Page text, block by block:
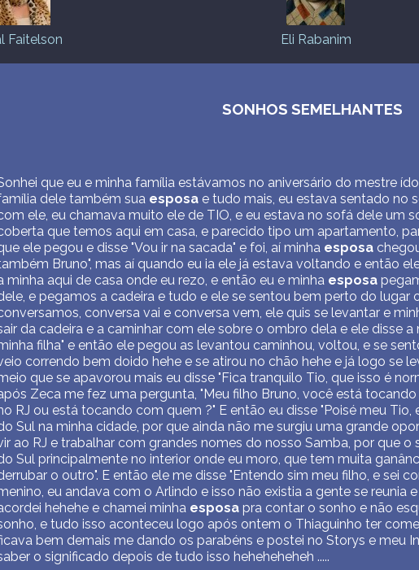
Faitelson Eli Rabanim
SONHOS SEMELHANTES
que eu e minha família estávamos no aniversário do mestre
dele também sua esposae tudo mais, eu estava sentado no
ele, eu chamava muito ele de TIO, e eu estava no sofá dele um
que temos aqui em casa, e parecido tipo um apartamento,
ele pegou e disse "Vou ir na sacada" e foi, aí minha esposa
Bruno", mas aí quando eu ia ele já estava voltando e então
minha aqui de casa onde eu rezo, e então eu e minha esposa
e pegamos a cadeira e tudo e ele se sentou bem perto do lugar
conversa vai e conversa vem, ele quis se levantar e
da cadeira e a caminhar com ele sobre o ombro dela e ele disse a
filha" e então ele pegou as levantou caminhou, voltou, e se
correndo bem doido hehe e se atirou no chão hehe e já logo se
que se apavorou mais eu disse "Fica tranquilo Tio, que isso é
Zeca me fez uma pergunta, "Meu filho Bruno, você está
RJ ou está tocando com quem ?" E então eu disse "Poisé meu
Sul na minha cidade, por que ainda não me surgiu uma grande
ao RJ e trabalhar com grandes nomes do nosso Samba, por que o
Sul principalmente no interior onde eu moro, que tem muita
o outro". E então ele me disse "Entendo sim meu filho, e sei
eu andava com o Arlindo e isso não existia a gente se reunia
hehehe e chamei minha esposapra contar o sonho e não
e tudo isso aconteceu logo após ontem o Thiaguinho ter
bem demais me dando os parabéns e postei no Storys e meu
o significado depois de tudo isso heheheheheh .....